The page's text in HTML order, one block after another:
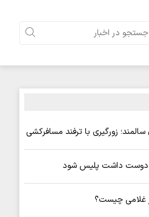
زورگیری با ترفند مسافرکشی
دوست داشت پلیس شود
غلامی چیست؟